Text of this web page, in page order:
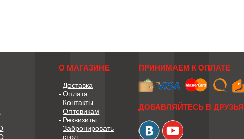
О МАГАЗИНЕ
Доставка
Оплата
Контакты
Оптовикам
Реквизиты
Забронировать
стол
ПРИНИМАЕМ К ОПЛАТЕ
ДОБАВЛЯЙТЕСЬ В ДРУЗЬЯ